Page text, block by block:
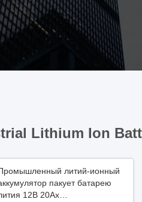
Lithium Ion
литий-ионный
пакует батарею
12В 20Ах